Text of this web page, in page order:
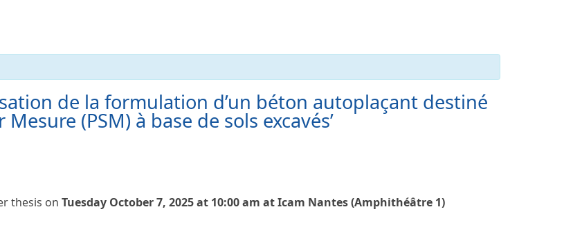
de la formulation d’un béton autoplaçant destiné
(PSM) à base de sols excavés’
thesis on Tuesday October 7, 2025 at 10:00 am at Icam Nantes (Amphithéâtre 1)